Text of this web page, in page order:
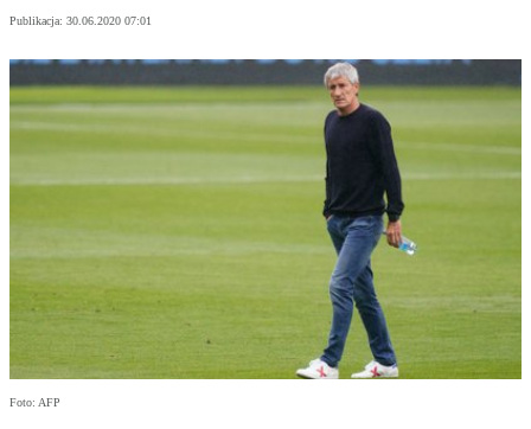
Publikacja: 30.06.2020 07:01
Foto: AFP